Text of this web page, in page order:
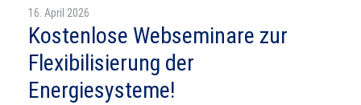
16. April 2026
Kostenlose Webseminare zur
Flexibilisierung der
Energiesysteme!